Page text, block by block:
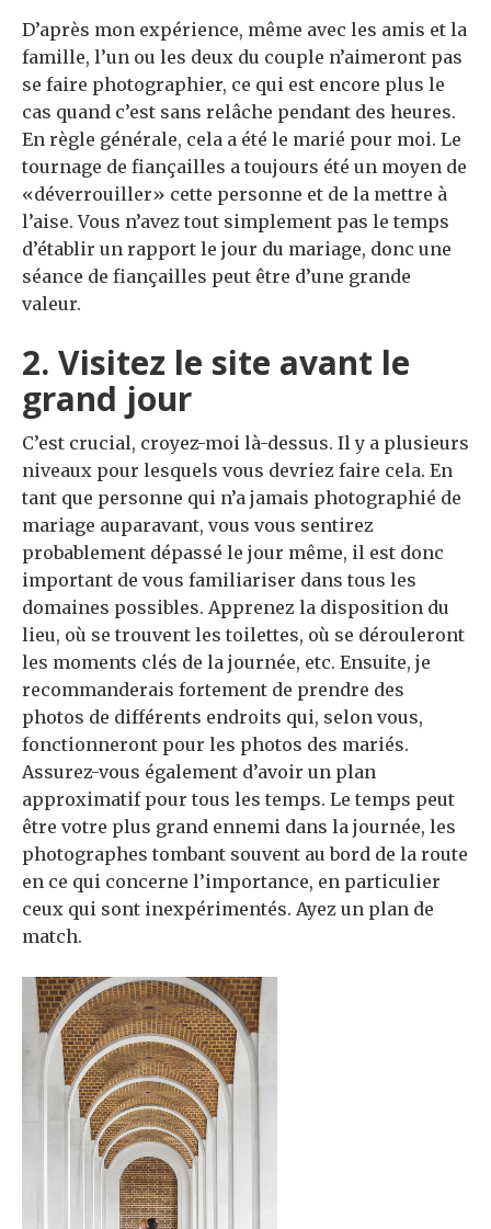
D’après mon expérience, même avec les amis et la
famille, l’un ou les deux du couple n’aimeront pas
se faire photographier, ce qui est encore plus le
cas quand c’est sans relâche pendant des heures.
En règle générale, cela a été le marié pour moi. Le
tournage de fiançailles a toujours été un moyen de
«déverrouiller» cette personne et de la mettre à
l’aise. Vous n’avez tout simplement pas le temps
d’établir un rapport le jour du mariage, donc une
séance de fiançailles peut être d’une grande
valeur.
2. Visitez le site avant le
grand jour
C’est crucial, croyez-moi là-dessus. Il y a plusieurs
niveaux pour lesquels vous devriez faire cela. En
tant que personne qui n’a jamais photographié de
mariage auparavant, vous vous sentirez
probablement dépassé le jour même, il est donc
important de vous familiariser dans tous les
domaines possibles. Apprenez la disposition du
lieu, où se trouvent les toilettes, où se dérouleront
les moments clés de la journée, etc. Ensuite, je
recommanderais fortement de prendre des
photos de différents endroits qui, selon vous,
fonctionneront pour les photos des mariés.
Assurez-vous également d’avoir un plan
approximatif pour tous les temps. Le temps peut
être votre plus grand ennemi dans la journée, les
photographes tombant souvent au bord de la route
en ce qui concerne l’importance, en particulier
ceux qui sont inexpérimentés. Ayez un plan de
match.